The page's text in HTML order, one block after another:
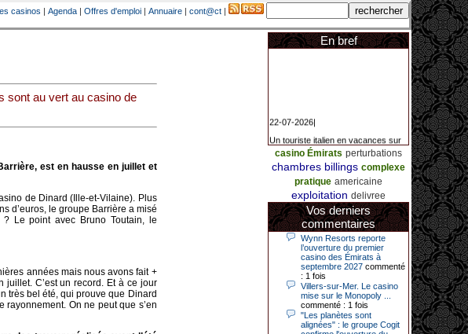
casinos | Agenda | Offres d'emploi | Annuaire | cont@ct |
sont au vert au casino de
est en hausse en juillet et
de Dinard (Ille-et-Vilaine). Plus
d’euros, le groupe Barrière a misé
Le point avec Bruno Toutain, le
années mais nous avons fait +
C’est un record. Et à ce jour
très bel été, qui prouve que Dinard
On ne peut que s’en
En bref
la Côte d’Azur a remporté un
jackpot exceptionnel de 84.631
euros dans la nuit de samedi à
dimanche au Casino Barrière Le
Croisette à Cannes. Il s’agit d’un
nouveau record de gains de l’année
2026 pour cet établissement.
14-04-2026|
Dimanche 12 avril 2026, cette date
restera gravée dans la mémoire de
ce joueur du casino de Saint-Quay-
Portrieux (Côtes-d’Armor).
Ce quinquagénaire, habitant Plouha
mais souhaitant garder l’anonymat,
a eu l’énorme surprise de décrocher
casino Émirats perturbations
chambres billings complexe
pratique americaine
exploitation delivree
Vos derniers
commentaires
Wynn Resorts reporte
l’ouverture du premier
casino des Émirats à
septembre 2027 commenté
: 1 fois
Villers-sur-Mer. Le casino
mise sur le Monopoly ...
commenté : 1 fois
"Les planètes sont
alignées" : le groupe Cogit